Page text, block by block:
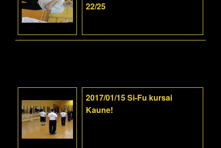
22/25
2017/01/15 Si-Fu kursai
Kaune!